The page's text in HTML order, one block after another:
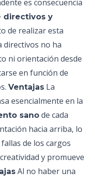
es consecuencia
directivos y
de realizar esta
directivos no ha
ni orientación desde
en función de
Ventajas La
esencialmente en la
sano de cada
hacia arriba, lo
de los cargos
y promueve
Al no haber una